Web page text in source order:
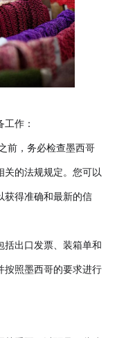
工作 ：
前，务必检查墨西哥
关的法规规定。您可以
获得准确和最新的信
括出口发票、装箱单和
按照墨西哥的要求进行